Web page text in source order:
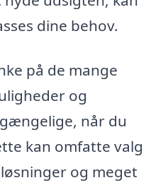
dine behov.
på de mange
og
når du
kan omfatte valg
og meget